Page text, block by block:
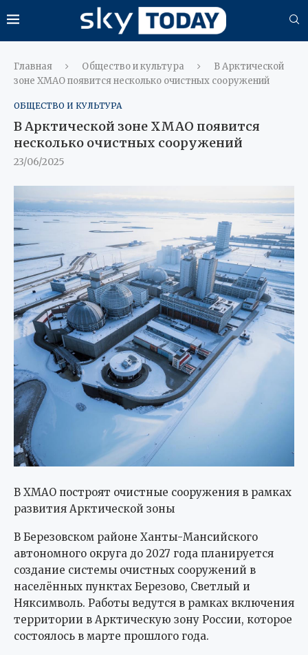
Главная Общество и культура
В Арктической
зоне ХМАО появится несколько очистных сооружений
ОБЩЕСТВО И КУЛЬТУРА
В Арктической зоне ХМАО появится
несколько очистных сооружений
23/06/2025
В ХМАО построят очистные сооружения в рамках
развития Арктической зоны
В Березовском районе Ханты-Мансийского
автономного округа до 2027 года планируется
создание системы очистных сооружений в
населённых пунктах Березово, Светлый и
Няксимволь. Работы ведутся в рамках включения
территории в Арктическую зону России, которое
состоялось в марте прошлого года.